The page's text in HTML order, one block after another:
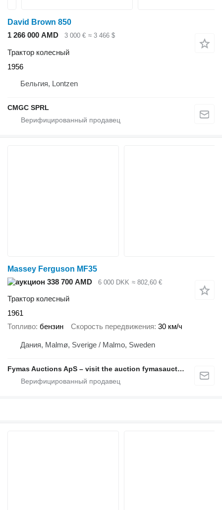
David Brown 850
1 266 000 AMD
3 000 € ≈ 3 466 $
Трактор колесный
1956
Бельгия, Lontzen
CMGC SPRL
Massey Ferguson MF35
338 700 AMD
6 000 DKK ≈ 802,60 €
Трактор колесный
1961
Топливо бензин Скорость передвижения 30 км/ч
Дания, Malmø, Sverige / Malmo, Sweden
Fymas Auctions ApS – visit the auction fymasauctions.dk